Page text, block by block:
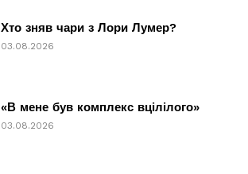
Хто зняв чари з Лори Лумер?
03.08.2026
«В мене був комплекс вцілілого»
03.08.2026